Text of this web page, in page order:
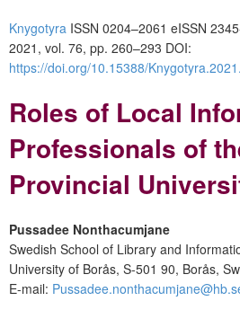
Knygotyra ISSN 0204–2061 eISSN
2021, vol. 76, pp. 260–293 DOI:
https://doi.org/10.15388/
Roles of Local
Professionals of
Provincial
Pussadee Nonthacumjane
Swedish School of Library and
University of Borås, S-501 90, Borås,
E-mail: